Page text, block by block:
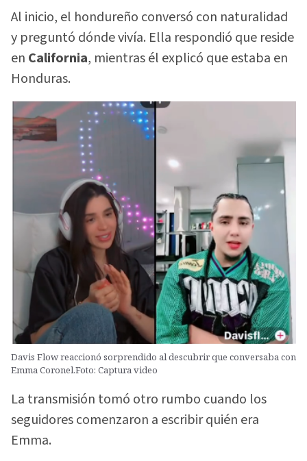
Al inicio, el hondureño conversó con naturalidad
y preguntó dónde vivía. Ella respondió que reside
en California, mientras él explicó que estaba en
Honduras.
Davis Flow reaccionó sorprendido al descubrir que conversaba con
Emma Coronel.Foto: Captura video
La transmisión tomó otro rumbo cuando los
seguidores comenzaron a escribir quién era
Emma.